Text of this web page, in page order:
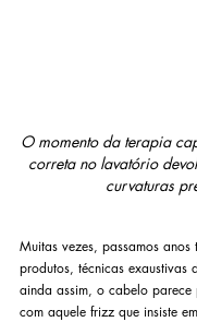
O momento da terapia
correta no lavatório
curvaturas
Muitas vezes, passamos anos
produtos, técnicas exaustivas
ainda assim, o cabelo parece
com aquele frizz que insiste